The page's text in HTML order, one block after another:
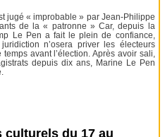
jugé « improbable » par Jean-Philippe
de la « patronne » Car, depuis la
Le Pen a fait le plein de confiance,
n’osera priver les électeurs
avant l’élection. Après avoir sali,
depuis dix ans, Marine Le Pen
culturels du 17 au